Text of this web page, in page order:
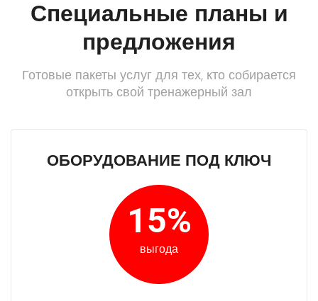
Специальные планы и
предложения
Готовые пакеты услуг для тех, кто собирается
открыть свой тренажерный зал
ОБОРУДОВАНИЕ ПОД КЛЮЧ
15%
выгода